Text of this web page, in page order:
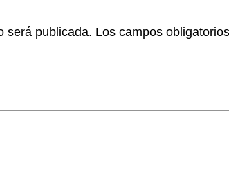
será publicada. Los campos